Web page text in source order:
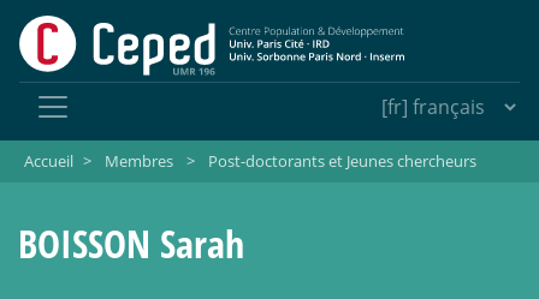
Accueil > Membres > Post-doctorants et Jeunes chercheurs
BOISSON Sarah